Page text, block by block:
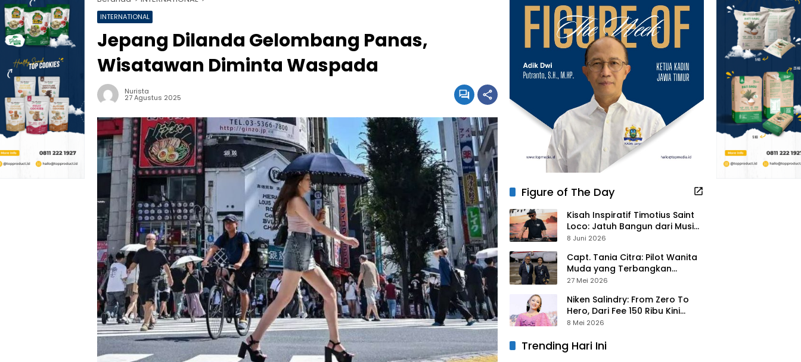
INTERNATIONAL
Jepang Dilanda Gelombang Panas,
Wisatawan Diminta Waspada
Nurista
27 Agustus 2025
Figure of The Day
Kisah Inspiratif Timotius Saint
Loco: Jatuh Bangun dari Musik,
Pelayanan Pastor, hingga
8 Juni 2026
Capt. Tania Citra: Pilot Wanita
Muda yang Terbangkan
Pesawat Presiden Prabowo ke
27 Mei 2026
Niken Salindry: From Zero To
Hero, Dari Fee 150 Ribu Kini
Punya Aset Miliaran
8 Mei 2026
Trending Hari Ini